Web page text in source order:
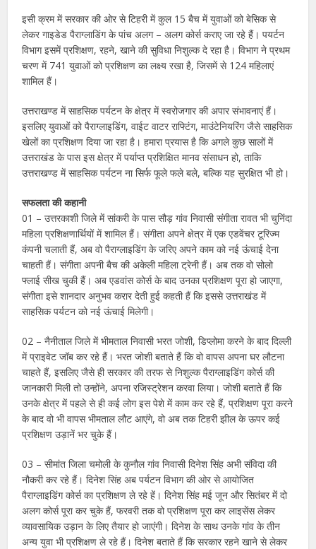
इसी क्रम में सरकार की ओर से टिहरी में कुल 15 बैच में युवाओं को बेसिक से
लेकर गाइडेड पैराग्लाडिंग के पांच अलग – अलग कोर्स कराए जा रहे हैं। पयर्टन
विभाग इसमें प्रशिक्षण, रहने, खाने की सुविधा निशुल्क दे रहा है। विभाग ने प्रथम
चरण में 741 युवाओं को प्रशिक्षण का लक्ष्य रखा है, जिसमें से 124 महिलाएं
शामिल हैं।
उत्तराखण्ड में साहसिक पर्यटन के क्षेत्र में स्वरोजगार की अपार संभावनाएं हैं।
इसलिए युवाओं को पैराग्लाइडिंग, वाईट वाटर राफ्टिंग, माउंटेनियरिंग जैसे साहसिक
खेलों का प्रशिक्षण दिया जा रहा है। हमारा प्रयास है कि अगले कुछ सालों में
उत्तराखंड के पास इस क्षेत्र में पर्याप्त प्रशिक्षित मानव संसाधन हो, ताकि
उत्तराखण्ड में साहसिक पर्यटन ना सिर्फ फूले फले बले, बल्कि यह सुरक्षित भी हो।
सफलता की कहानी
01 – उत्तरकाशी जिले में सांकरी के पास सौड़ गांव निवासी संगीता रावत भी चुनिंदा
महिला प्रशिक्षणार्थियों में शामिल हैं। संगीता अपने क्षेत्र में एक एडवेंचर टूरिज्म
कंपनी चलाती हैं, अब वो पैराग्लाइडिंग के जरिए अपने काम को नई ऊंचाई देना
चाहती हैं। संगीता अपनी बैच की अकेली महिला ट्रेनी हैं। अब तक वो सोलो
फ्लाई सीख चुकी हैं। अब एडवांस कोर्स के बाद उनका प्रशिक्षण पूरा हो जाएगा,
संगीता इसे शानदार अनुभव करार देती हुई कहती हैं कि इससे उत्तराखंड में
साहसिक पर्यटन को नई ऊंचाई मिलेगी।
02 – नैनीताल जिले में भीमताल निवासी भरत जोशी, डिप्लोमा करने के बाद दिल्ली
में प्राइवेट जॉब कर रहे हैं। भरत जोशी बताते हैं कि वो वापस अपना घर लौटना
चाहते हैं, इसलिए जैसे ही सरकार की तरफ से निशुल्क पैराग्लाइडिंग कोर्स की
जानकारी मिली तो उन्होंने, अपना रजिस्ट्रेशन करवा लिया। जोशी बताते हैं कि
उनके क्षेत्र में पहले से ही कई लोग इस पेशे में काम कर रहे हैं, प्रशिक्षण पूरा करने
के बाद वो भी वापस भीमताल लौट आएंगे, वो अब तक टिहरी झील के ऊपर कई
प्रशिक्षण उड़ानें भर चुके हैं।
03 – सीमांत जिला चमोली के कुनौल गांव निवासी दिनेश सिंह अभी संविदा की
नौकरी कर रहे हैं। दिनेश सिंह अब पर्यटन विभाग की ओर से आयोजित
पैराग्लाइडिंग कोर्स का प्रशिक्षण ले रहे हें। दिनेश सिंह मई जून और सितंबर में दो
अलग कोर्स पूरा कर चुके हैं, फरवरी तक वो प्रशिक्षण पूरा कर लाइसेंस लेकर
व्यावसायिक उड़ान के लिए तैयार हो जाएंगी। दिनेश के साथ उनके गांव के तीन
अन्य युवा भी प्रशिक्षण ले रहे हैं। दिनेश बताते हैं कि सरकार रहने खाने से लेकर